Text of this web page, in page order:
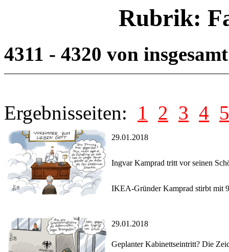
Rubrik:
4311 - 4320 von
Ergebnisseiten: 1 2 3 4 5
29.01.2018
Ingvar Kamprad tritt vor seinen
IKEA-Gründer Kamprad stirbt mit
29.01.2018
Geplanter Kabinettseintritt? Die